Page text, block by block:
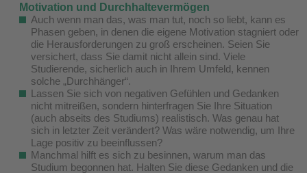
Motivation und Durchhaltevermögen
Auch wenn man das, was man tut, noch so liebt, kann es
Phasen geben, in denen die eigene Motivation stagniert oder
die Herausforderungen zu groß erscheinen. Seien Sie
versichert, dass Sie damit nicht allein sind. Viele
Studierende, sicherlich auch in Ihrem Umfeld, kennen
solche „Durchhänger“.
Lassen Sie sich von negativen Gefühlen und Gedanken
nicht mitreißen, sondern hinterfragen Sie Ihre Situation
(auch abseits des Studiums) realistisch. Was genau hat
sich in letzter Zeit verändert? Was wäre notwendig, um Ihre
Lage positiv zu beeinflussen?
Manchmal hilft es sich zu besinnen, warum man das
Studium begonnen hat. Halten Sie diese Gedanken und die